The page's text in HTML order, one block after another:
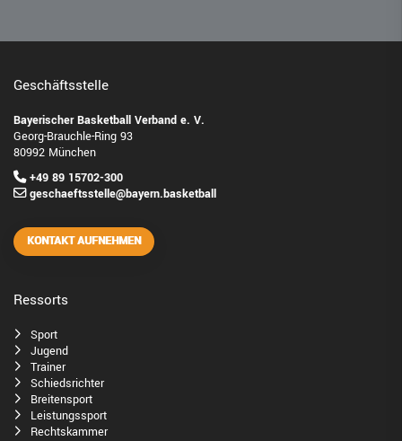
Geschäftsstelle
Bayerischer Basketball Verband e. V.
Georg-Brauchle-Ring 93
80992 München
+49 89 15702-300
geschaeftsstelle@bayern.basketball
KONTAKT AUFNEHMEN
Ressorts
Sport
Jugend
Trainer
Schiedsrichter
Breitensport
Leistungssport
Rechtskammer